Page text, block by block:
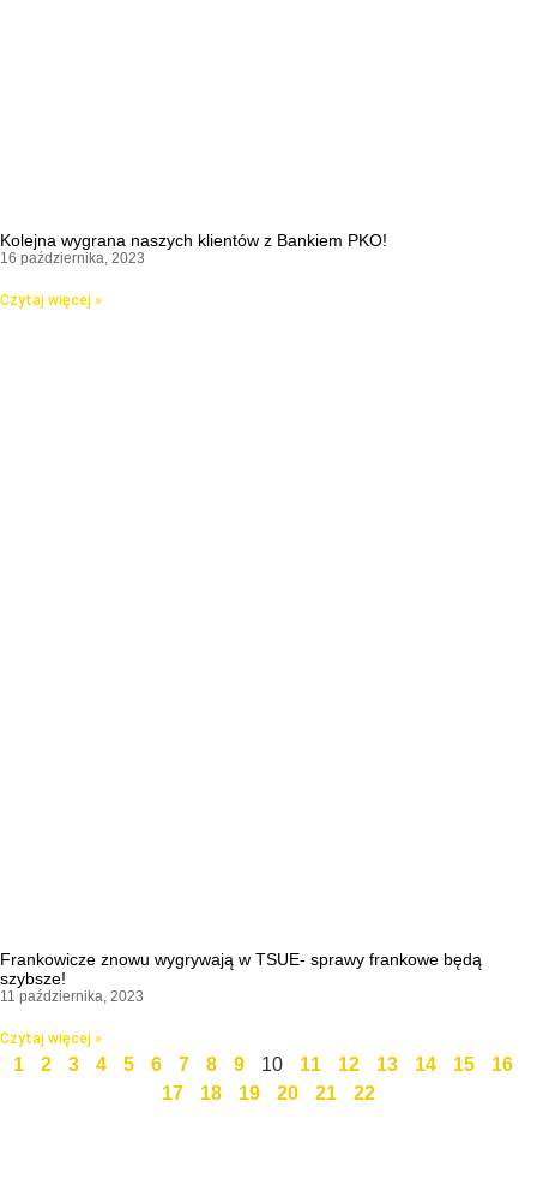
Kolejna wygrana naszych klientów z Bankiem PKO!
16 października, 2023
Czytaj więcej »
Frankowicze znowu wygrywają w TSUE- sprawy frankowe będą
szybsze!
11 października, 2023
Czytaj więcej »
1 2 3 4 5 6 7 8 9 10 11 12 13 14 15
16
17
18 19 20 21 22